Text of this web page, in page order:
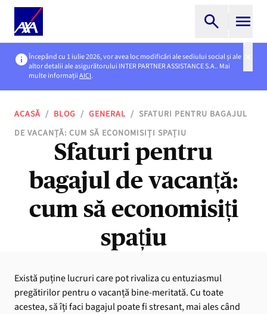
Începând cu 1 iulie 2026, vor avea loc modificări ale sediului social și ale
altor detalii ale asigurătorului INTER PARTNER ASSISTANCE S.A.. Mai
multe informațiiAICI.
ACASĂ / BLOG / GENERAL / SFATURI PENTRU BAGAJUL
DE VACANȚĂ: CUM SĂ ECONOMISIȚI SPAȚIU
Sfaturi pentru
bagajul de vacanță:
cum să economisiți
spațiu
Există puține lucruri care pot rivaliza cu entuziasmul
pregătirilor pentru o vacanță bine-meritată. Cu toate
acestea, să îți faci bagajul poate fi stresant, mai ales când